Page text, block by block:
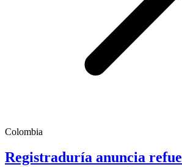
Colombia
Registraduría anuncia